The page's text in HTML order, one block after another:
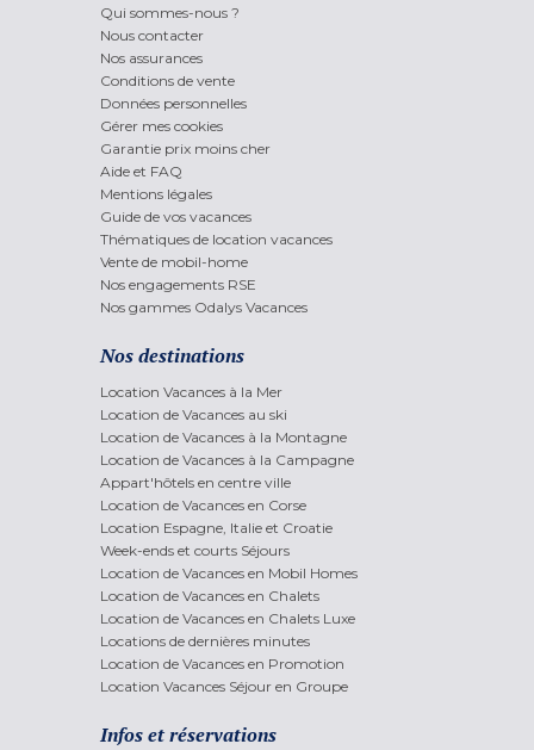
Qui sommes-nous ?
Nous contacter
Nos assurances
Conditions de vente
Données personnelles
Gérer mes cookies
Garantie prix moins cher
Aide et FAQ
Mentions légales
Guide de vos vacances
Thématiques de location vacances
Vente de mobil-home
Nos engagements RSE
Nos gammes Odalys Vacances
Nos destinations
Location Vacances à la Mer
Location de Vacances au ski
Location de Vacances à la Montagne
Location de Vacances à la Campagne
Appart'hôtels en centre ville
Location de Vacances en Corse
Location Espagne, Italie et Croatie
Week-ends et courts Séjours
Location de Vacances en Mobil Homes
Location de Vacances en Chalets
Location de Vacances en Chalets Luxe
Locations de dernières minutes
Location de Vacances en Promotion
Location Vacances Séjour en Groupe
Infos et réservations